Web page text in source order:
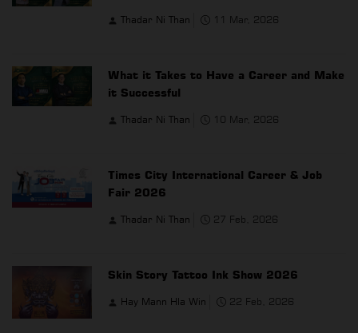
Thadar Ni Than 11 Mar, 2026
What it Takes to Have a Career and Make
it Successful
Thadar Ni Than 10 Mar, 2026
Times City International Career & Job
Fair 2026
Thadar Ni Than 27 Feb, 2026
Skin Story Tattoo Ink Show 2026
Hay Mann Hla Win 22 Feb, 2026